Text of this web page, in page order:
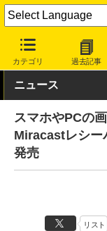
カテゴリ 過去記事
INTERNET Watch
ニュース
スマホやPCの
Miracastレシー
発売
リスト